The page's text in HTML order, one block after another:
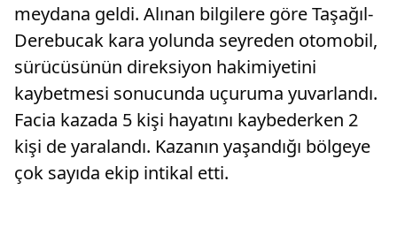
meydana geldi. Alınan bilgilere göre Taşağıl-
Derebucak kara yolunda seyreden otomobil,
sürücüsünün direksiyon hakimiyetini
kaybetmesi sonucunda uçuruma yuvarlandı.
Facia kazada 5 kişi hayatını kaybederken 2
kişi de yaralandı. Kazanın yaşandığı bölgeye
çok sayıda ekip intikal etti.